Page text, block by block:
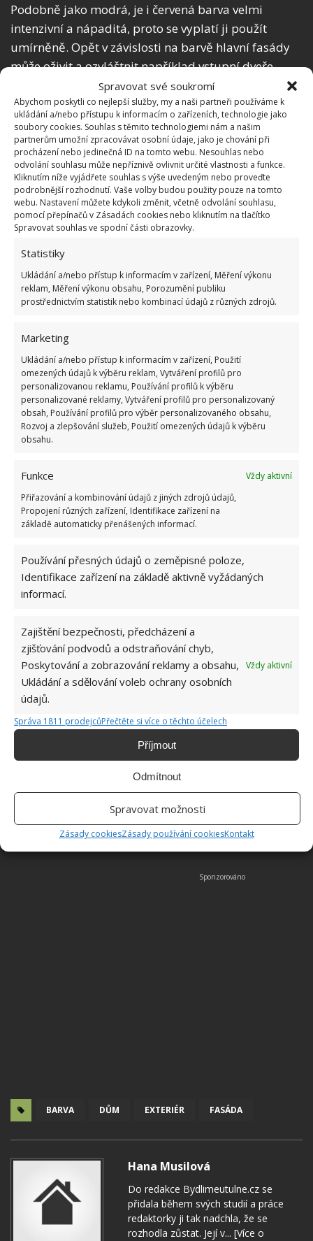
Spravovat své soukromí
Abychom poskytli co nejlepší služby, my a naši partneři používáme k
ukládání a/nebo přístupu k informacím o zařízeních, technologie jako
soubory cookies. Souhlas s těmito technologiemi nám a našim
partnerům umožní zpracovávat osobní údaje, jako je chování při
procházení nebo jedinečná ID na tomto webu. Nesouhlas nebo
odvolání souhlasu může nepříznivě ovlivnit určité vlastnosti a funkce.
Kliknutím níže vyjádřete souhlas s výše uvedeným nebo proveďte
podrobnější rozhodnutí. Vaše volby budou použity pouze na tomto
webu. Nastavení můžete kdykoli změnit, včetně odvolání souhlasu,
pomocí přepínačů v Zásadách cookies nebo kliknutím na tlačítko
Spravovat souhlas ve spodní části obrazovky.
Statistiky
Ukládání a/nebo přístup k informacím v zařízení, Měření výkonu
reklam, Měření výkonu obsahu, Porozumění publiku
prostřednictvím statistik nebo kombinací údajů z různých zdrojů.
Marketing
Ukládání a/nebo přístup k informacím v zařízení, Použití
omezených údajů k výběru reklam, Vytváření profilů pro
personalizovanou reklamu, Používání profilů k výběru
personalizované reklamy, Vytváření profilů pro personalizovaný
obsah, Používání profilů pro výběr personalizovaného obsahu,
Rozvoj a zlepšování služeb, Použití omezených údajů k výběru
obsahu.
Funkce
Vždy aktivní
Přiřazování a kombinování údajů z jiných zdrojů údajů,
Propojení různých zařízení, Identifikace zařízení na
základě automaticky přenášených informací.
Používání přesných údajů o zeměpisné poloze,
Identifikace zařízení na základě aktivně vyžádaných
informací.
Zajištění bezpečnosti, předcházení a
zjišťování podvodů a odstraňování chyb,
Poskytování a zobrazování reklamy a obsahu,
Ukládání a sdělování voleb ochrany osobních
údajů.
Vždy aktivní
Správa 1811 prodejcůPřečtěte si více o těchto účelech
Příjmout
Odmítnout
Spravovat možnosti
Zásady cookiesZásady používání cookiesKontakt
Podobně jako modrá, je i červená barva velmi
intenzivní a nápaditá, proto se vyplatí ji použít
umírněně. Opět v závislosti na barvě hlavní fasády
může oživit a ozvláštnit například vstupní dveře,
parapety či další ozdobné části domu. Vhodnější
jsou spíše tlumenější než jasně červené tóny.
Hnědá
Po béžové a šedé je další klasickou barvou pro
exteriéry rodinných domů hnědá, ve svých různých
odstínech. Ve světlejších odstínech ji najdeme na
dveřích, oknech či plotech a garážích. Hnědá je
krásná barva, ale sama o sobě je poněkud nudná,
nebojte se proto jejího oživení pomocí jasnějších a
výraznějších barev, jako je bílá, žlutá či světle
Fotografie: iStockphoto
BARVA DŮM EXTERIÉR FASÁDA
Hana Musilová
Do redakce Bydlimeutulne.cz se
přidala během svých studií a práce
redaktorky ji tak nadchla, že se
rozhodla zůstat. Její v... [Více o